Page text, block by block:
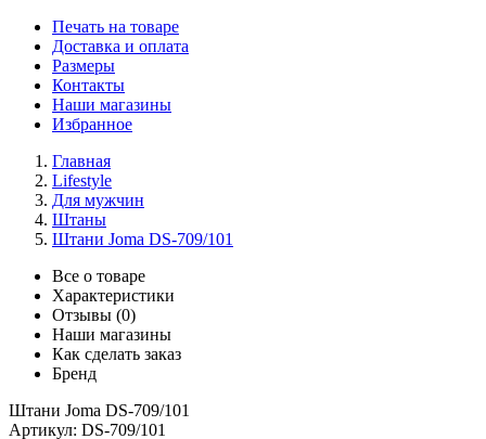
Печать на товаре
Доставка и оплата
Размеры
Контакты
Наши магазины
Избранное
Главная
Lifestyle
Для мужчин
Штаны
Штани Joma DS-709/101
Все о товаре
Характеристики
Отзывы (0)
Наши магазины
Как сделать заказ
Бренд
Штани Joma DS-709/101
Артикул: DS-709/101